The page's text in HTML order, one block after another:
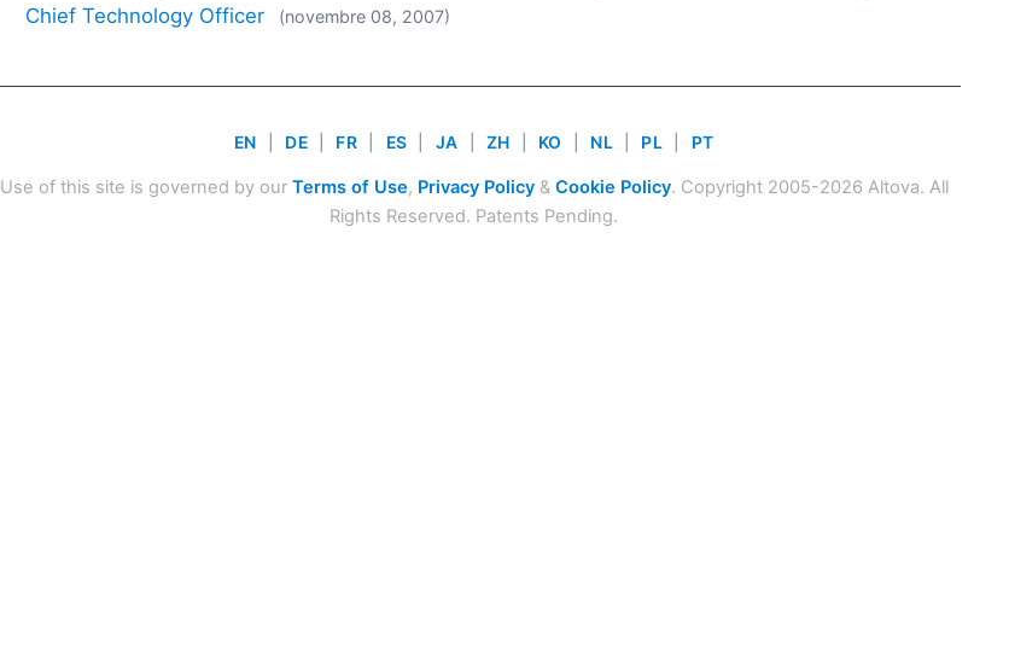
Chief Technology Officer
(novembre 08, 2007)
EN DE FR ES JA ZH KO NL PL PT
Use of this site is governed by our Terms of Use, Privacy Policy& Cookie Policy. Copyright 2005-2026 Altova. All
Rights Reserved. Patents Pending.